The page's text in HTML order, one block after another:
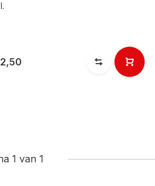
1 van 1